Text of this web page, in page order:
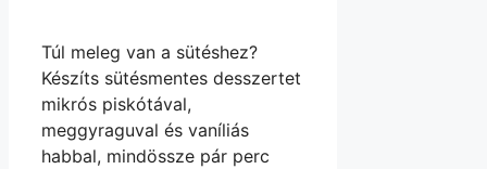
Túl meleg van a sütéshez?
Készíts sütésmentes desszertet
mikrós piskótával,
meggyraguval és vaníliás
habbal, mindössze pár perc